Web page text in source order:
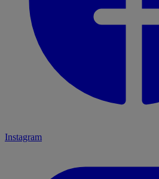
Instagram